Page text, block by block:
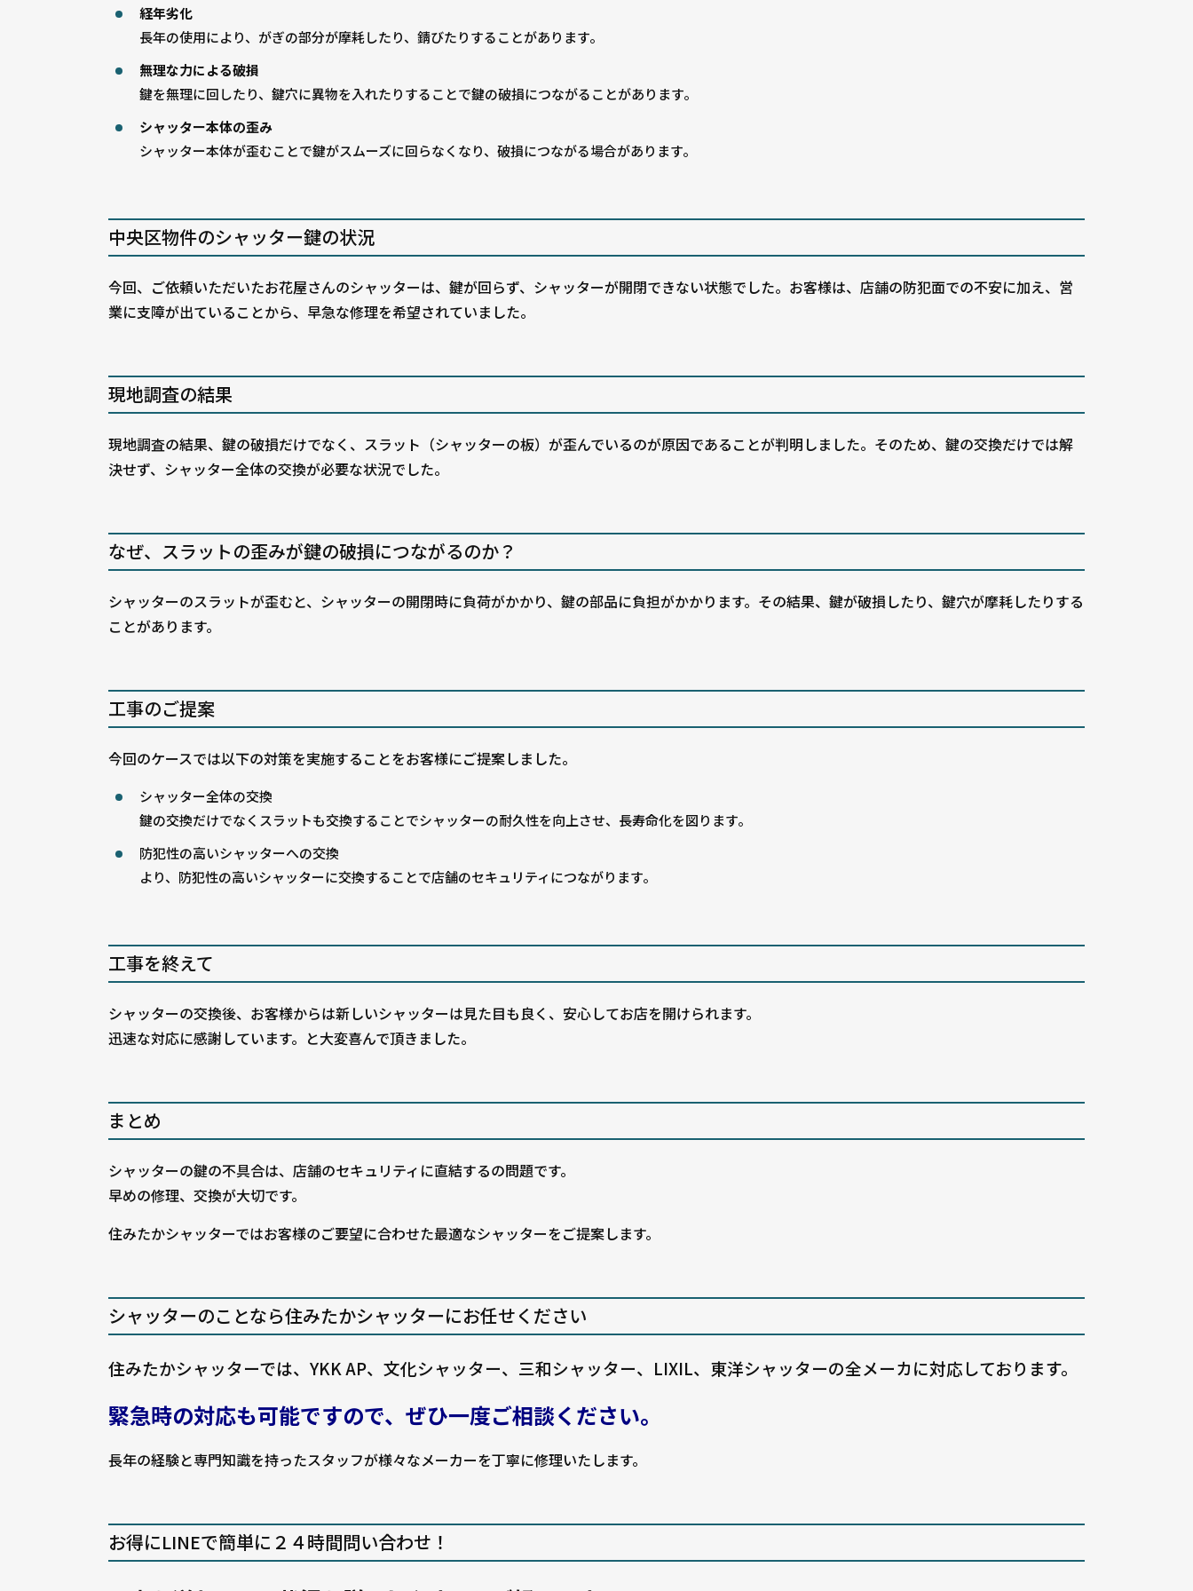
経年劣化
長年の使用により、がぎの部分が摩耗したり、錆びたりすることがあります。
無理な力による破損
鍵を無理に回したり、鍵穴に異物を入れたりすることで鍵の破損につながることがあります。
シャッター本体の歪み
シャッター本体が歪むことで鍵がスムーズに回らなくなり、破損につながる場合があります。
中央区物件のシャッター鍵の状況
今回、ご依頼いただいたお花屋さんのシャッターは、鍵が回らず、シャッターが開閉できない状態でした。お客様は、店舗の防犯面での不安に加え、営
業に支障が出ていることから、早急な修理を希望されていました。
現地調査の結果
現地調査の結果、鍵の破損だけでなく、スラット（シャッターの板）が歪んでいるのが原因であることが判明しました。そのため、鍵の交換だけでは解
決せず、シャッター全体の交換が必要な状況でした。
なぜ、スラットの歪みが鍵の破損につながるのか？
シャッターのスラットが歪むと、シャッターの開閉時に負荷がかかり、鍵の部品に負担がかかります。その結果、鍵が破損したり、鍵穴が摩耗したりする
ことがあります。
工事のご提案
今回のケースでは以下の対策を実施することをお客様にご提案しました。
シャッター全体の交換
鍵の交換だけでなくスラットも交換することでシャッターの耐久性を向上させ、長寿命化を図ります。
防犯性の高いシャッターへの交換
より、防犯性の高いシャッターに交換することで店舗のセキュリティにつながります。
工事を終えて
シャッターの交換後、お客様からは新しいシャッターは見た目も良く、安心してお店を開けられます。
迅速な対応に感謝しています。と大変喜んで頂きました。
まとめ
シャッターの鍵の不具合は、店舗のセキュリティに直結するの問題です。
早めの修理、交換が大切です。
住みたかシャッターではお客様のご要望に合わせた最適なシャッターをご提案します。
シャッターのことなら住みたかシャッターにお任せください
住みたかシャッターでは、YKK AP、文化シャッター、三和シャッター、LIXIL、東洋シャッターの全メーカに対応しております。
緊急時の対応も可能ですので、ぜひ一度ご相談ください。
長年の経験と専門知識を持ったスタッフが様々なメーカーを丁寧に修理いたします。
お得にLINEで簡単に２４時間問い合わせ！